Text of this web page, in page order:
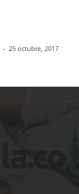
- 25 octubre, 2017